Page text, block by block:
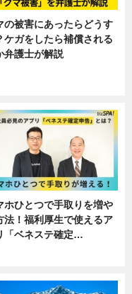
の被害にあったらどうす
ケガをしたら補償される
弁護士が解説
ホひとつで手取りを増や
法！福利厚生で使えるア
「ベネステ確定…